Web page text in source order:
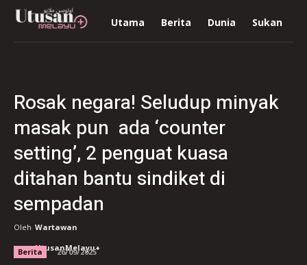
Utama Berita Dunia Sukan
Rosak negara! Seludup minyak
masak pun ada ‘counter
setting’, 2 penguat kuasa
ditahan bantu sindiket di
sempadan
Oleh Wartawan
UtusanMelayu+
Berita 26/09/2025